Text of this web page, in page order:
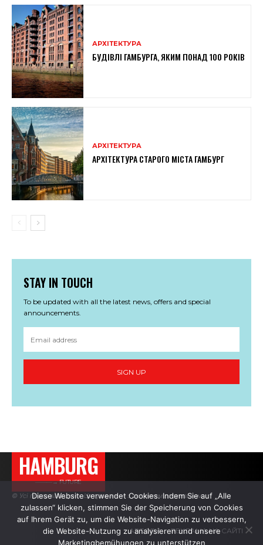
АРХІТЕКТУРА
БУДІВЛІ ГАМБУРГА, ЯКИМ ПОНАД 100 РОКІВ
АРХІТЕКТУРА
АРХІТЕКТУРА СТАРОГО МІСТА ГАМБУРГ
STAY IN TOUCH
To be updated with all the latest news, offers and special
announcements.
SIGN UP
HAMBURG
———→ FUTURE
© Усі права захищено. Цитування — з активним посиланням.
АВТОРИ РЕКЛАМА НА САЙТІ
Diese Website verwendet Cookies. Indem Sie auf „Alle
zulassen“ klicken, stimmen Sie der Speicherung von Cookies
auf Ihrem Gerät zu, um die Website-Navigation zu verbessern,
die Website-Nutzung zu analysieren und unsere
Marketingbemühungen zu unterstützen